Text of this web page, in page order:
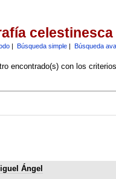
celestinesca
| Búsqueda simple| Búsqueda
encontrado(s) con los
Ángel